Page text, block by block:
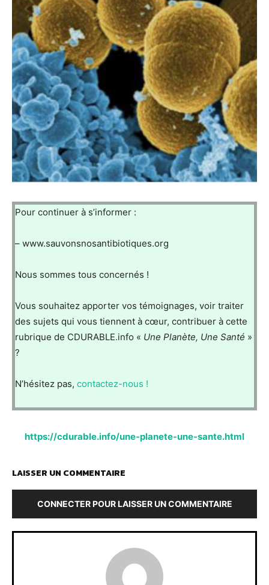
Pour continuer à s’informer :
– www.sauvonsnosantibiotiques.org
Nous sommes tous concernés !
Vous souhaitez apporter vos témoignages, voir traiter
des sujets qui vous tiennent à cœur, contribuer à cette
rubrique de CDURABLE.info « Une Planète, Une Santé »
?
N’hésitez pas, contactez-nous !
https://cdurable.info/une-planete-une-sante.html
LAISSER UN COMMENTAIRE
CONNECTER POUR LAISSER UN COMMENTAIRE